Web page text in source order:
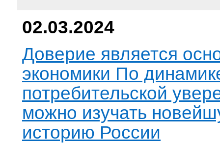
02.03.2024
Доверие является
экономики По
потребительской
можно изучать
историю России